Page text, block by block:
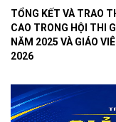
TỔNG KẾT VÀ TRAO
CAO TRONG HỘI THI
NĂM 2025 VÀ GIÁO
2026